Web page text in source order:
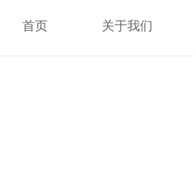
首页 关于我们